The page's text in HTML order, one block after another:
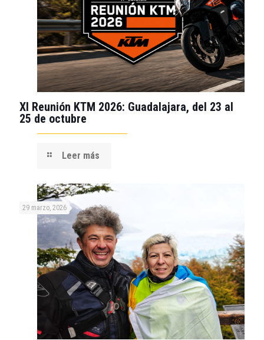
XI Reunión KTM 2026: Guadalajara, del 23 al
25 de octubre
Leer más
29 marzo, 2026